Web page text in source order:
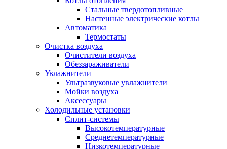
Стальные твердотопливные
Настенные электрические котлы
Автоматика
Термостаты
Очистка воздуха
Очистители воздуха
Обеззараживатели
Увлажнители
Ультразвуковые увлажнители
Мойки воздуха
Аксессуары
Холодильные установки
Сплит-системы
Высокотемпературные
Среднетемпературные
Низкотемпературные